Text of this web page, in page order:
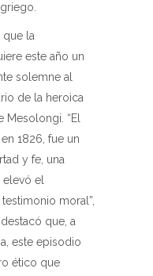
la
este año un
solemne al
de la heroica
“El
1826, fue un
y fe, una
el
moral”,
que, a
este episodio
ético que